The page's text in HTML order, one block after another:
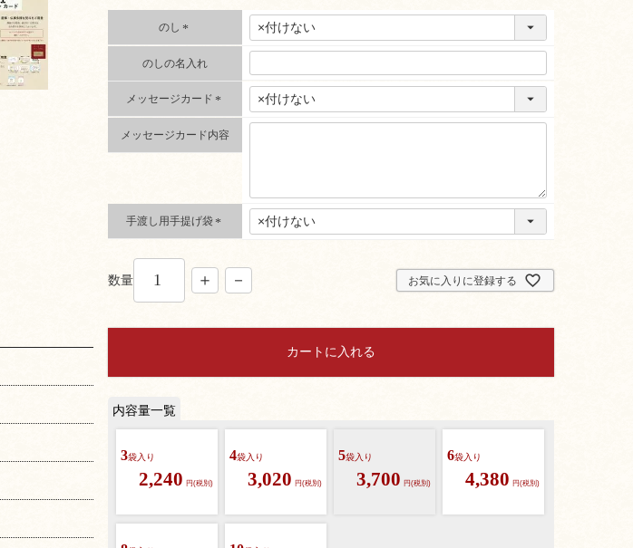
のし
(
必
須
)
のしの名入れ
メッセージカード
(
必
須
メッセージカード内容
手渡し用手提げ袋
(
須
)
お気に入りに登録する
数量
カートに入れる
3袋入り
2,240 円(税別)
4袋入り
3,020 円(税別)
5袋入り
3,700 円(税別)
6袋入り
4,380 円(税別)